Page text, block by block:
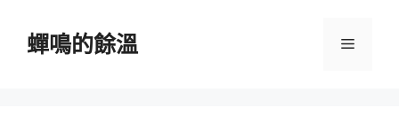
蟬鳴的餘溫 選